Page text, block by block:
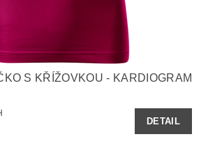
S KŘÍŽOVKOU - KARDIOGRAM
DETAIL